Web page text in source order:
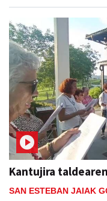
Kantujira
SAN ESTEBAN JAIAK